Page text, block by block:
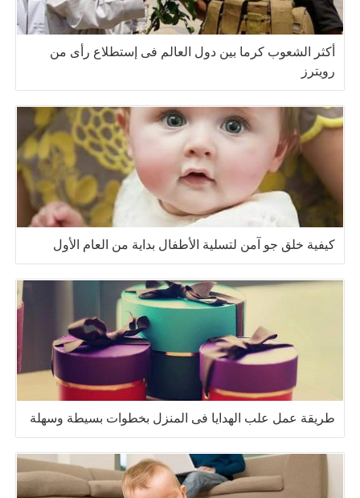
أكثر الشعوب كرما بين دول العالم فى إستطلاع رأى من
رويترز
كيفية خلق جو آمن لتسلية الأطفال بداية من العام الأول
طريقة عمل علب الهدايا فى المنزل بخطوات بسيطة وسهلة